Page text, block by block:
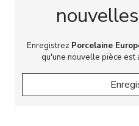
Enregistrez Porcelaine
qu'une nouvelle pièce est